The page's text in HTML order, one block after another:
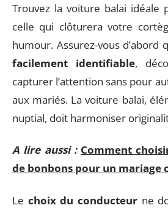
Trouvez la voiture balai idéale
celle qui clôturera votre
humour. Assurez-vous d’abord
facilement identifiable,
capturer l’attention sans pour
aux mariés. La voiture balai,
nuptial, doit harmoniser
A lire aussi : Comment
de bonbons pour un mariage
Le choix du conducteurne